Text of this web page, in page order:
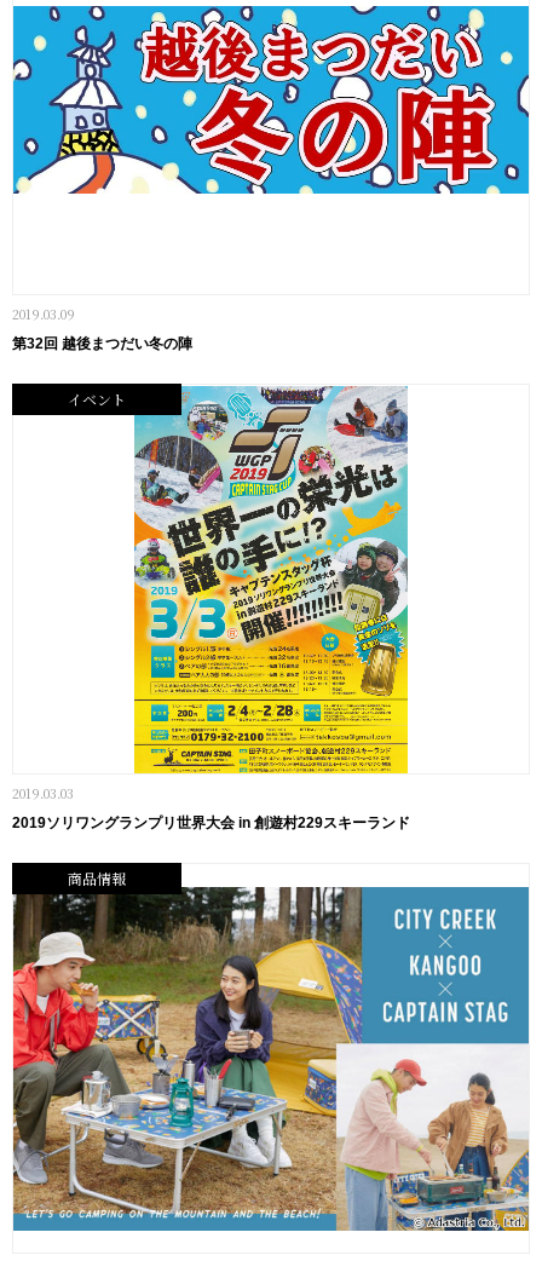
2019.03.09
第32回 越後まつだい冬の陣
イベント
2019.03.03
2019ソリワングランプリ世界大会 in 創遊村229スキーランド
商品情報